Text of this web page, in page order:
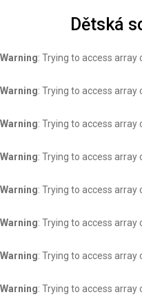
: ConstantDětská
Warning: Trying to access
Warning: Trying to access
Warning: Trying to access
Warning: Trying to access
Warning: Trying to access
Warning: Trying to access
Warning: Trying to access
Warning: Trying to access